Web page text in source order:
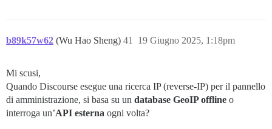
b89k57w62 (Wu Hao Sheng) 19 Giugno 2025, 1:18pm
41
Mi scusi,
Quando Discourse esegue una ricerca IP (reverse-IP) per il pannello
di amministrazione, si basa su un database GeoIP offline o
interroga un’API esterna ogni volta?